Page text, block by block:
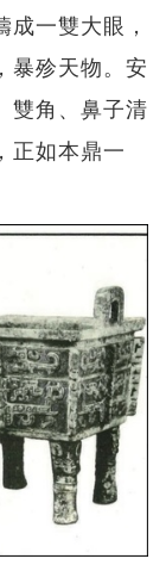
一雙大眼，
暴殄天物。安
雙角、鼻子清
正如本鼎一